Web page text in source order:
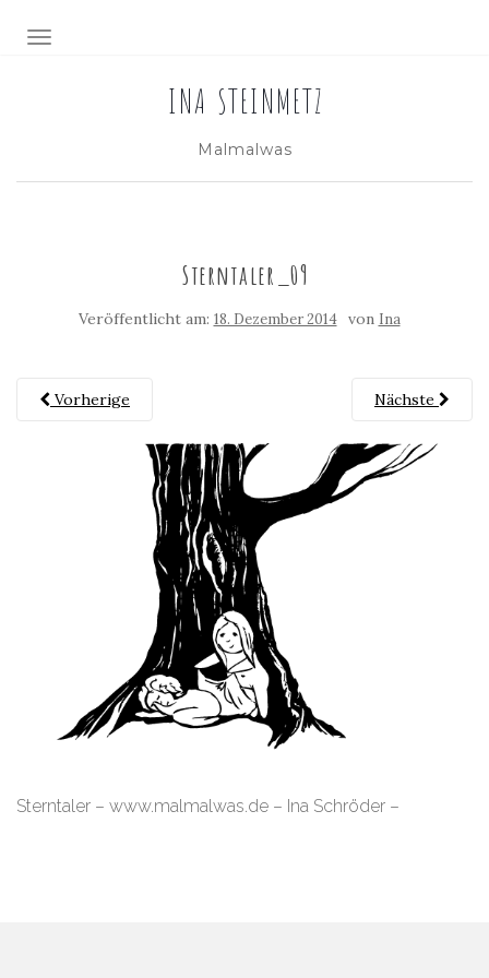
NAVIGATION EIN-/AUSSCHALTEN
INA STEINMETZ
Malmalwas
Sterntaler_09
Veröffentlicht am: 18. Dezember 2014 von Ina
Vorherige Nächste
Sterntaler – www.malmalwas.de – Ina Schröder –